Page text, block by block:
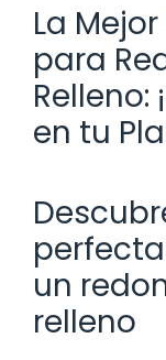
La
para
Relleno:
en tu
un
relleno